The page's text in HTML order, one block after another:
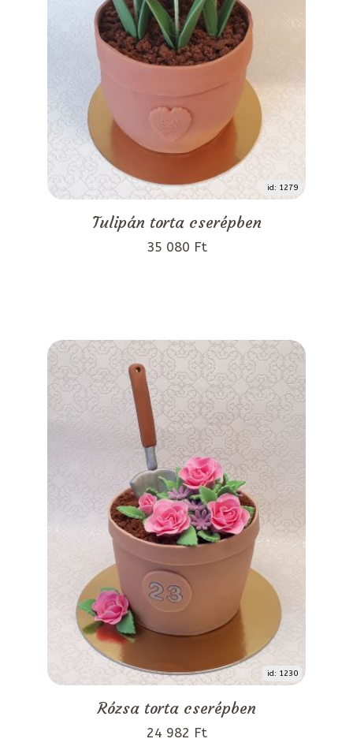
id: 1279
Tulipán torta cserépben
35 080 Ft
id: 1230
Rózsa torta cserépben
24 982 Ft